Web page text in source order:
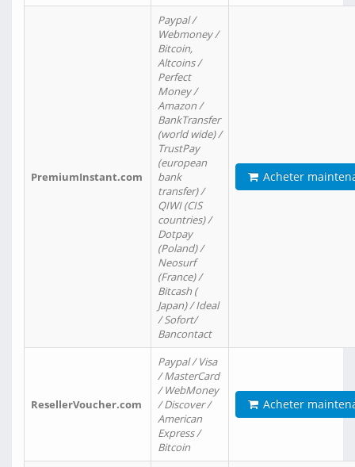
PremiumInstant.com
Paypal /
Webmoney /
Bitcoin,
Altcoins /
Perfect
Money /
Amazon /
BankTransfer
(world wide) /
TrustPay
(european
bank
transfer) /
QIWI (CIS
countries) /
Dotpay
(Poland) /
Neosurf
(France) /
Bitcash (
Japan) / Ideal
/ Sofort/
Bancontact
Acheter
ResellerVoucher.com
Paypal / Visa
/ MasterCard
/ WebMoney
/ Discover /
American
Express /
Bitcoin
Acheter